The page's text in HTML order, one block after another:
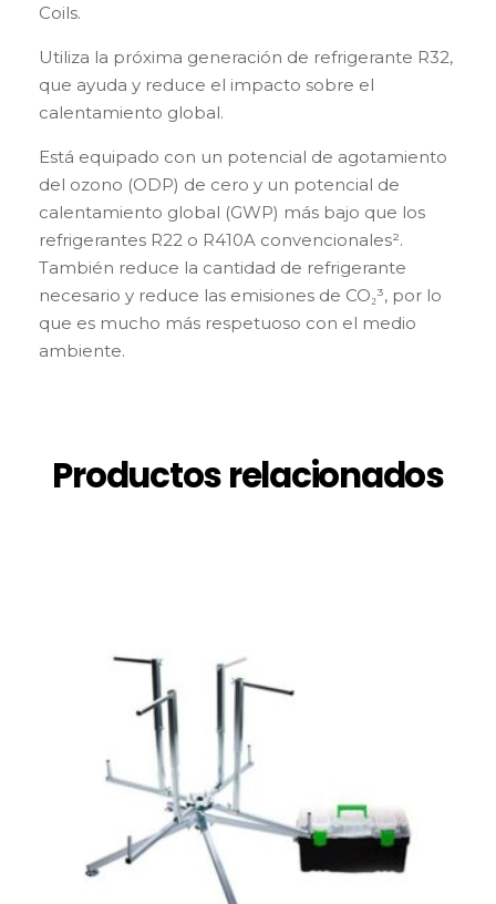
Coils.
Utiliza la próxima generación de refrigerante R32,
que ayuda y reduce el impacto sobre el
calentamiento global.
Está equipado con un potencial de agotamiento
del ozono (ODP) de cero y un potencial de
calentamiento global (GWP) más bajo que los
refrigerantes R22 o R410A convencionales².
También reduce la cantidad de refrigerante
necesario y reduce las emisiones de CO₂³, por lo
que es mucho más respetuoso con el medio
ambiente.
Productos relacionados